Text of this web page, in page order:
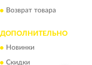
Возврат товара
ДОПОЛНИТЕЛЬНО
Новинки
Скидки